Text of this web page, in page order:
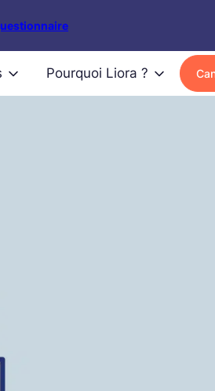
Pourquoi Liora ?